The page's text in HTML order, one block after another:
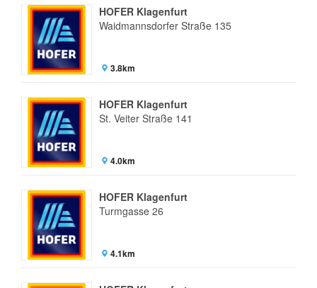
HOFER Klagenfurt
Waidmannsdorfer Straße 135
3.8km
HOFER Klagenfurt
St. Veiter Straße 141
4.0km
HOFER Klagenfurt
Turmgasse 26
4.1km